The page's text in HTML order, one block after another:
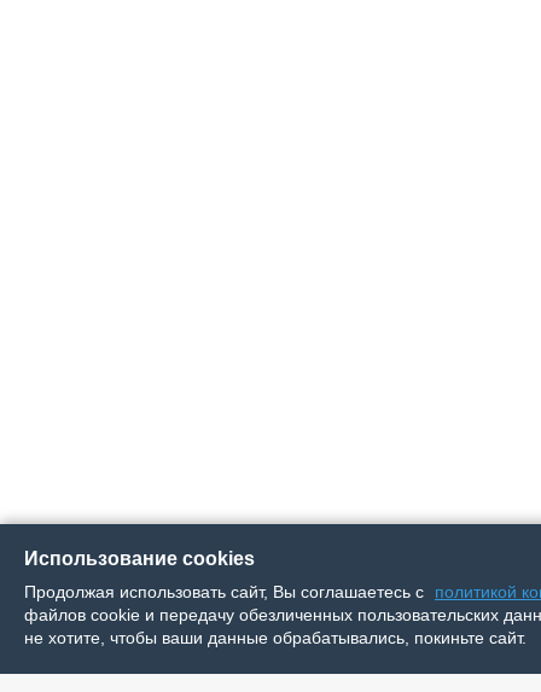
Использование cookies
Продолжая использовать сайт, Вы соглашаетесь с
политикой
файлов cookie и передачу обезличенных пользовательских
не хотите, чтобы ваши данные обрабатывались, покиньте сайт.